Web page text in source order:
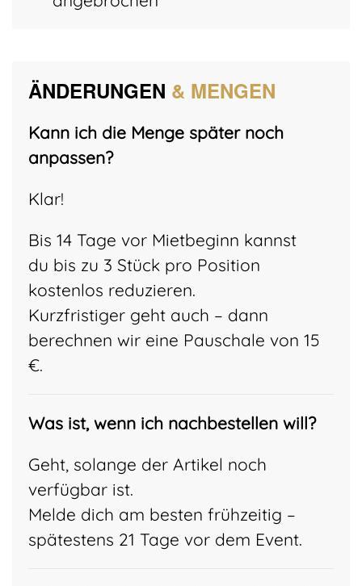
ÄNDERUNGEN & MENGEN
Kann ich die Menge später noch
anpassen?
Klar!
Bis 14 Tage vor Mietbeginn kannst
du bis zu 3 Stück pro Position
kostenlos reduzieren.
Kurzfristiger geht auch – dann
berechnen wir eine Pauschale von 15
€.
Was ist, wenn ich nachbestellen will?
Geht, solange der Artikel noch
verfügbar ist.
Melde dich am besten frühzeitig –
spätestens 21 Tage vor dem Event.